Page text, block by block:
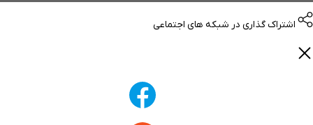
اشتراک گذاری در شبکه های اجتماعی